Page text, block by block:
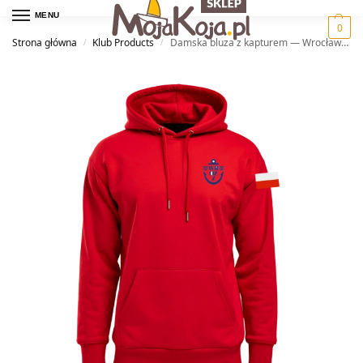
MENU
0
Strona główna
/ Klub Products / Damska bluza z kapturem — Wrocławski Okręgowy Związek Żeglarski